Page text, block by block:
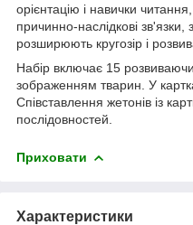
орієнтацію і навички
причинно-наслідкові
розширюють кругозір і
Набір включає 15
зображенням тварин. У
Співставлення жетонів із
послідовностей.
Приховати
Характеристики